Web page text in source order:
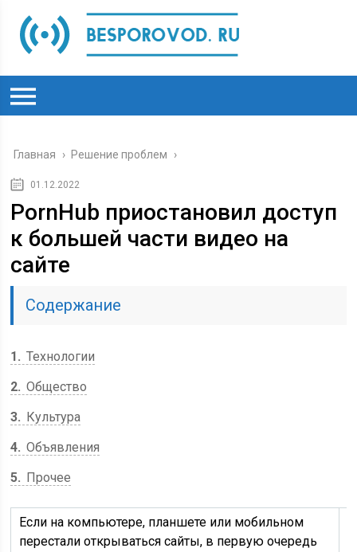
Главная › Решение проблем ›
01.12.2022
PornHub приостановил доступ
к большей части видео на
сайте
Содержание
1
Технологии
2 Общество
3
Культура
4 Объявления
5
Прочее
Если на компьютере, планшете или мобильном
перестали открываться сайты, в первую очередь